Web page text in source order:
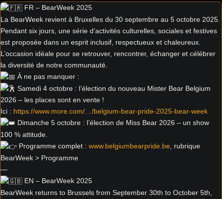
FR – BearWeek 2025
La BearWeek revient à Bruxelles du 30 septembre au 5 octobre 2025.
Pendant six jours, une série d’activités culturelles, sociales et festives
est proposée dans un esprit inclusif, respectueux et chaleureux.
L’occasion idéale pour se retrouver, rencontrer, échanger et célébrer
la diversité de notre communauté.
À ne pas manquer :
Samedi 4 octobre : l’élection du nouveau Mister Bear Belgium
2026 – les places sont en vente !
Ici : https://www.more.com/…/belgium-bear-pride-2025-bear-week
Dimanche 5 octobre : l’élection de Miss Bear 2026 – un show
100 % attitude.
Programme complet : www.belgiumbearpride.be , rubrique
BearWeek > Programme
—
EN – BearWeek 2025
BearWeek returns to Brussels from September 30th to October 5th,